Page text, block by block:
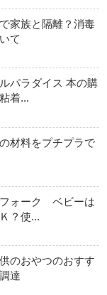
家族と隔離？消毒
て
パラダイス 本の購
着...
材料をプチプラで
ォーク ベビーは
？使...
のおやつのおすす
達